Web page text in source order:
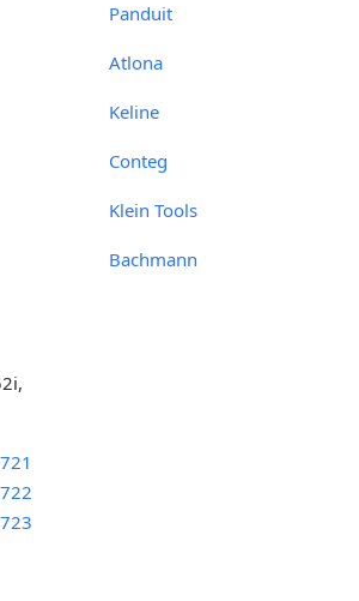
Panduit
Atlona
Keline
Conteg
Klein Tools
Bachmann